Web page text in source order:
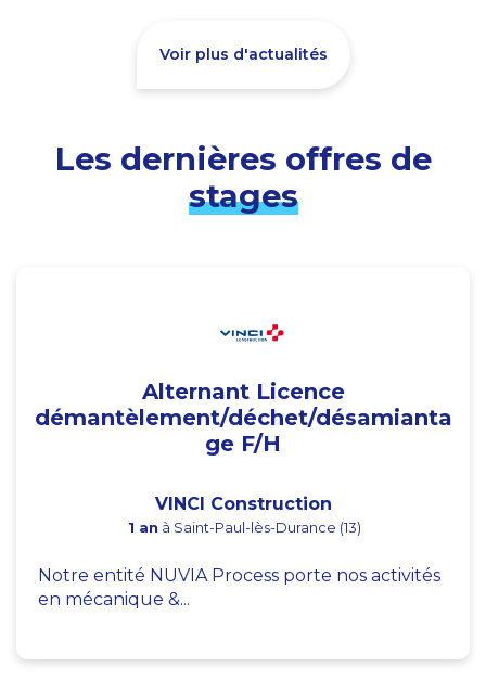
Voir plus d'actualités
Les dernières offres de
stages
Alternant Licence
démantèlement/déchet/désamianta
ge F/H
VINCI Construction
1 an à Saint-Paul-lès-Durance (13)
Notre entité NUVIA Process porte nos activités
en mécanique &...